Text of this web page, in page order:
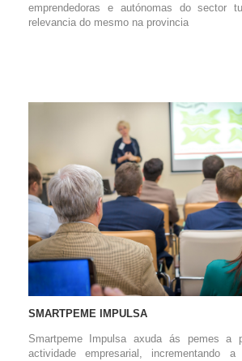
emprendedoras e autónomas do sector
relevancia do mesmo na provincia
SMARTPEME IMPULSA
Smartpeme Impulsa axuda ás pemes a
actividade empresarial, incrementando